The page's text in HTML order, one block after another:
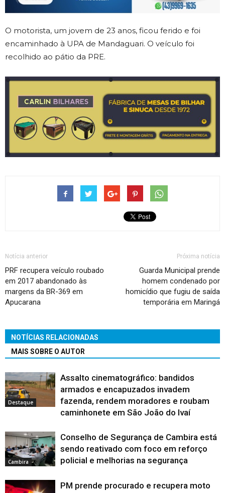
O motorista, um jovem de 23 anos, ficou ferido e foi
encaminhado à UPA de Mandaguari. O veículo foi
recolhido ao pátio da PRE.
Notícia anterior
PRF recupera veículo roubado
em 2017 abandonado às
margens da BR-369 em
Apucarana
Próxima notícia
Guarda Municipal prende
homem condenado por
homicídio que fugiu de saída
temporária em Maringá
NOTÍCIAS RELACIONADAS
MAIS SOBRE O AUTOR
Destaque
Assalto cinematográfico: bandidos
armados e encapuzados invadem
fazenda, rendem moradores e roubam
caminhonete em São João do Ivaí
Cambira
Conselho de Segurança de Cambira está
sendo reativado com foco em reforço
policial e melhorias na segurança
PM prende procurado e recupera moto